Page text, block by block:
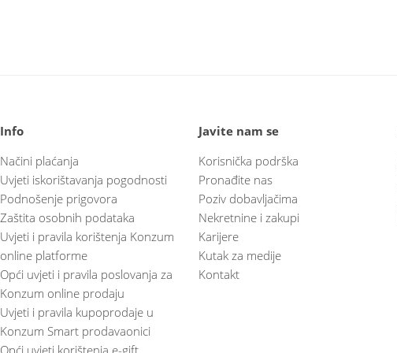
Info
Načini plaćanja
Uvjeti iskorištavanja pogodnosti
Podnošenje prigovora
Zaštita osobnih podataka
Uvjeti i pravila korištenja Konzum
online platforme
Opći uvjeti i pravila poslovanja za
Konzum online prodaju
Uvjeti i pravila kupoprodaje u
Konzum Smart prodavaonici
Opći uvjeti korištenja e-gift
Javite nam se
Korisnička podrška
Pronađite nas
Poziv dobavljačima
Nekretnine i zakupi
Karijere
Kutak za medije
Kontakt